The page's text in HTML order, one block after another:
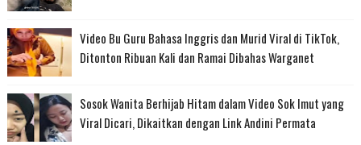
Video Bu Guru Bahasa Inggris dan Murid Viral di TikTok,
Ditonton Ribuan Kali dan Ramai Dibahas Warganet
Sosok Wanita Berhijab Hitam dalam Video Sok Imut yang
Viral Dicari, Dikaitkan dengan Link Andini Permata